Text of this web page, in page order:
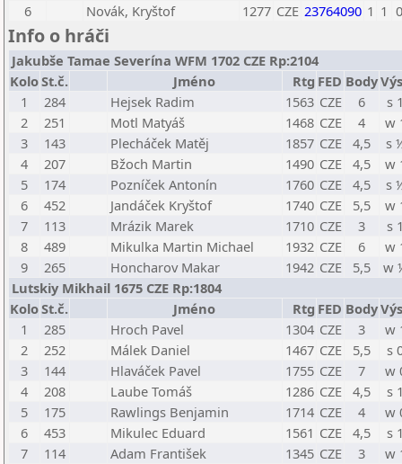
6
Novák, Kryštof 1277 CZE 23764090 1 1
Info o hráči
Jakubše Tamae Severína WFM 1702 CZE Rp:2104
KoloSt.č. Jméno Rtg FED Body
1
284 Hejsek Radim 1563 CZE 6
s
2
251 Motl Matyáš 1468 CZE 4
w
3
143 Plecháček Matěj 1857 CZE 4,5
s
4
207 Bžoch Martin 1490 CZE 4,5
w
5
174 Pozníček Antonín 1760 CZE 4,5
s
6
452 Jandáček Kryštof 1740 CZE 5,5
w
7
113 Mrázik Marek 1710 CZE 3
s
8
489 Mikulka Martin Michael 1932 CZE 6
w
9
265 Honcharov Makar 1942 CZE 5,5
w
Lutskiy Mikhail 1675 CZE Rp:1804
KoloSt.č. Jméno Rtg FED Body
1
285 Hroch Pavel 1304 CZE 3
w
2
252 Málek Daniel 1467 CZE 5,5
s
3
144 Hlaváček Pavel 1755 CZE 7
w
4
208 Laube Tomáš 1286 CZE 4,5
s
5
175 Rawlings Benjamin 1714 CZE 4
w
6
453 Mikulec Eduard 1561 CZE 4,5
s
7
114 Adam František 1345 CZE 3
w